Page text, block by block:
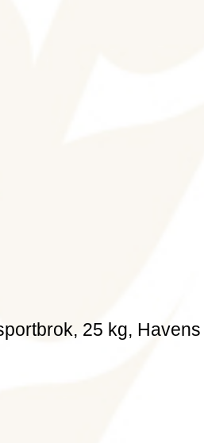
25 kg, Havens